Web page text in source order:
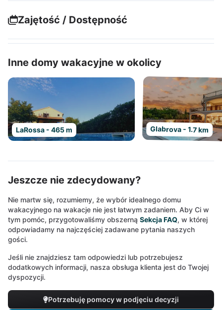
Zajętość / Dostępność
Inne domy wakacyjne w okolicy
LaRossa - 465 m Glabrova - 1.7 km
Jeszcze nie zdecydowany?
Nie martw się, rozumiemy, że wybór idealnego domu
wakacyjnego na wakacje nie jest łatwym zadaniem. Aby Ci w
tym pomóc, przygotowaliśmy obszerną Sekcja FAQ, w której
odpowiadamy na najczęściej zadawane pytania naszych
gości.
Jeśli nie znajdziesz tam odpowiedzi lub potrzebujesz
dodatkowych informacji, nasza obsługa klienta jest do Twojej
dyspozycji.
Potrzebuję pomocy w podjęciu decyzji